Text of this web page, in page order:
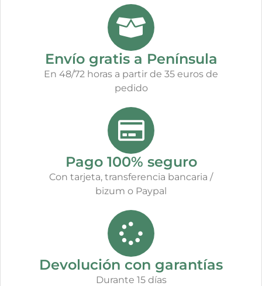
Envío gratis a Península
En 48/72 horas a partir de 35 euros de
pedido
Pago 100% seguro
Con tarjeta, transferencia bancaria /
bizum o Paypal
Devolución con garantías
Durante 15 días